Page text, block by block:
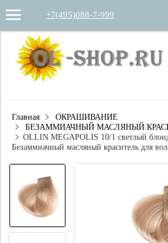
+7(495)088-7-999
Главная
ОКРАШИВАНИЕ
БЕЗАММИАЧНЫЙ МАСЛЯНЫЙ
OLLIN MEGAPOLIS 10/1 светлый
Безаммиачный масляный краситель для